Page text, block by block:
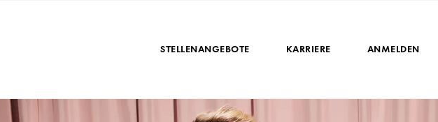
STELLENANGEBOTE KARRIERE ANMELDEN